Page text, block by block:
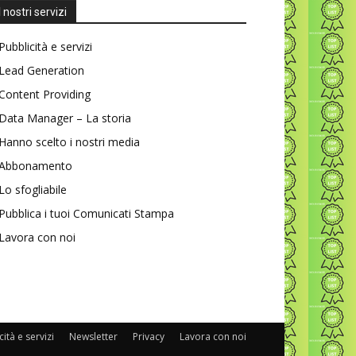
I nostri servizi
Pubblicità e servizi
Lead Generation
Providing
Data Manager – La storia
Hanno scelto i nostri media
Lo sfogliabile
Pubblica i tuoi Comunicati Stampa
Lavora con noi
e servizi Newsletter Privacy Lavora con noi